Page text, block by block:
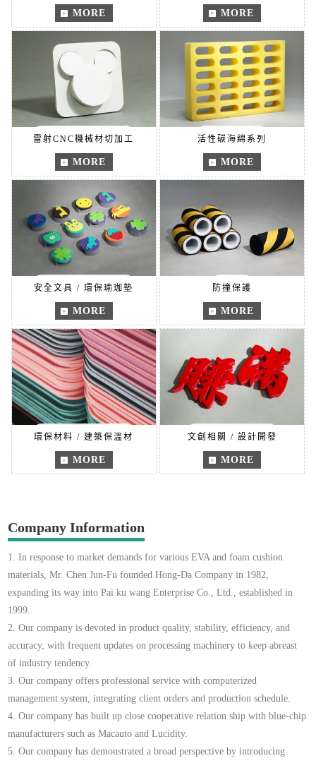
MORE MORE
雷射CNC機械材切加工
MORE
活性碳海綿系列
MORE
安全文具 / 環保瑜珈墊
MORE
防撞保護
MORE
環保材料 / 建築保溫材
MORE
文創相關 / 設計開發
MORE
Company Information
1. In response to market demands for various EVA and foam cushion
materials, Mr. Chen Jun-Fu founded Hong-Da Company in 1982,
expanding its way into Pai ku wang Enterprise Co., Ltd., established in
1999.
2. Our company is devoted in product quality, stability, efficiency, and
accuracy, with frequent updates on processing machinery to keep abreast
of industry tendency.
3. Our company offers professional service with computerized
management system, integrating client orders and production schedule.
4. Our company has built up close cooperative relation ship with blue-chip
manufacturers such as Macauto and Lucidity.
5. Our company has demonstrated a broad perspective by introducing